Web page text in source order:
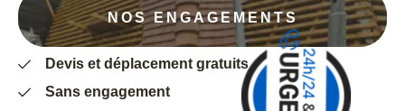
NOS ENGAGEMENTS
Devis et déplacement gratuits
Sans engagement